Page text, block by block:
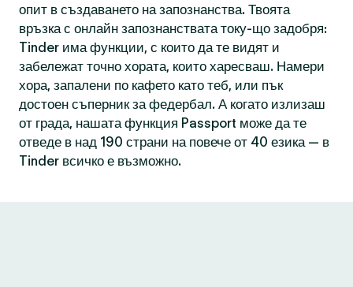
опит в създаването на запознанства. Твоята
връзка с онлайн запознанствата току-що задобря:
Tinder има функции, с които да те видят и
забележат точно хората, които харесваш. Намери
хора, запалени по кафето като теб, или пък
достоен съперник за федербал. А когато излизаш
от града, нашата функция Passport може да те
отведе в над 190 страни на повече от 40 езика — в
Tinder всичко е възможно.